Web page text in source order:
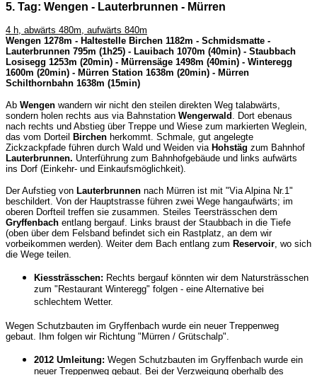
5. Tag: Wengen - Lauterbrunnen - Mürren
4 h, abwärts 480m, aufwärts 840m
Wengen 1278m - Haltestelle Birchen 1182m - Schmidsmatte -
Lauterbrunnen 795m (1h25) - Lauibach 1070m (40min) - Staubbach
Losisegg 1253m (20min) - Mürrensäge 1498m (40min) - Winteregg
1600m (20min) - Mürren Station 1638m (20min) - Mürren
Schilthornbahn 1638m (15min)
Ab Wengen wandern wir nicht den steilen direkten Weg talabwärts,
sondern holen rechts aus via Bahnstation Wengerwald . Dort ebenaus
nach rechts und Abstieg über Treppe und Wiese zum markierten Weglein,
das vom Dorteil
Birchen herkommt. Schmale, gut angelegte
Zickzackpfade führen durch Wald und Weiden via Hohstäg zum Bahnhof
Lauterbrunnen. Unterführung zum Bahnhofgebäude und links aufwärts
ins Dorf (Einkehr- und Einkaufsmöglichkeit).
Der Aufstieg von Lauterbrunnen nach Mürren ist mit "Via Alpina Nr.1"
beschildert. Von der Hauptstrasse führen zwei Wege hangaufwärts; im
oberen Dorfteil treffen sie zusammen. Steiles Teersträsschen dem
Gryffenbach entlang bergauf. Links braust der Staubbach in die Tiefe
(oben über dem Felsband befindet sich ein Rastplatz, an dem wir
vorbeikommen werden). Weiter dem Bach entlang zum Reservoir, wo sich
die Wege teilen.
Kiessträsschen: Rechts bergauf könnten wir dem Natursträsschen
zum "Restaurant Winteregg" folgen - eine Alternative bei
schlechtem Wetter.
Wegen Schutzbauten im Gryffenbach wurde ein neuer Treppenweg
gebaut. Ihm folgen wir Richtung "Mürren / Grütschalp".
2012 Umleitung: Wegen Schutzbauten im Gryffenbach wurde ein
neuer Treppenweg gebaut. Bei der Verzweigung oberhalb des